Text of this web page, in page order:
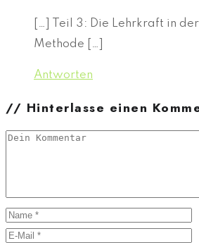
[…] Teil 3: Die Lehrkraft in
Methode […]
Antworten
// Hinterlasse einen